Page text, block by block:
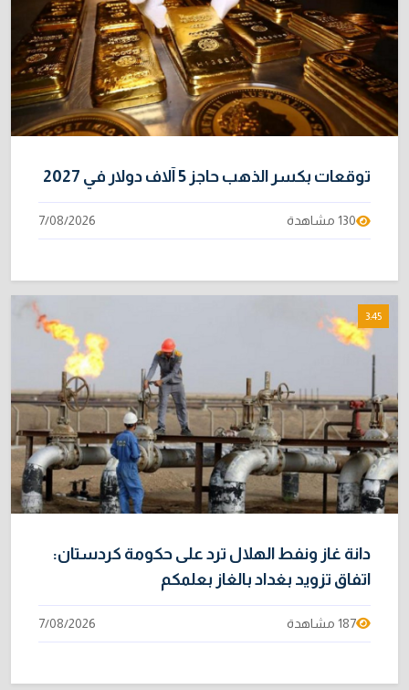
توقعات بكسر الذهب حاجز 5 آلاف دولار في 2027
130 مشاهدة 7/08/2026
3:45
دانة غاز ونفط الهلال ترد على حكومة كردستان:
اتفاق تزويد بغداد بالغاز بعلمكم
187 مشاهدة 7/08/2026